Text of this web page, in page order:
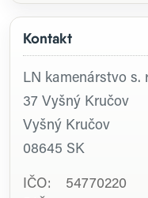
Kontakt
LN kamenárstvo s.
37 Vyšný Kručov
Vyšný Kručov
08645 SK
IČO: 54770220